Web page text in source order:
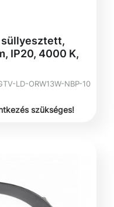
süllyesztett,
IP20, 4000 K,
LD-ORW13W-NBP-10
szükséges!